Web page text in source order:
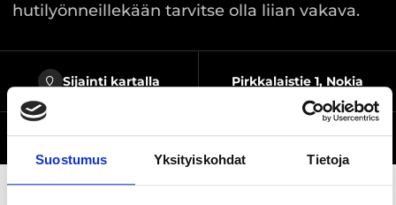
Suostumus Yksityiskohdat Tietoja
hutilyönneillekään tarvitse olla liian vakava.
Sijainti kartalla Pirkkalaistie 1, Nokia
Verkkosivusto